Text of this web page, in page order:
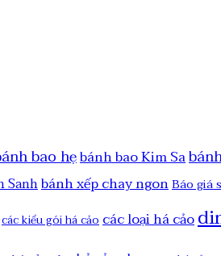
bao hẹbánh bao Kim Sa
Sanhbánh xếp chay ngonBáo giá
các kiểu gói há cảocác loại há cảo